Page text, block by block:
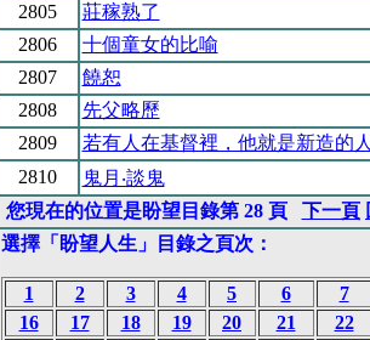
2805
莊稼熟了
2806
十個童女的比喻
2807
饒恕
2808
先父略歷
2809
若有人在基督裡，他就是新造的
2810
鬼月‧談鬼
您現在的位置是盼望目錄第 28 頁
下一頁
選擇「盼望人生」目錄之頁次：
1 2 3 4 5 6
7
16
17 18 19 20 21
22